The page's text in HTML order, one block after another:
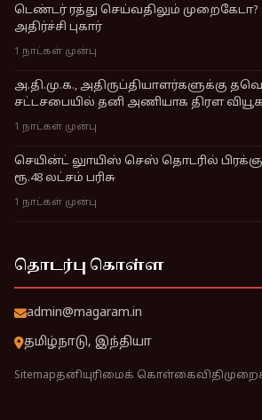
டெண்டர் ரத்து செய்வதிலும்
அதிர்ச்சி புகார்
1 நாட்கள் முன்பு
அ.தி.மு.க., அதிருப்தியாளர்களுக்கு
சட்டசபையில் தனி அணியாக திரள
1 நாட்கள் முன்பு
செயின்ட் லுாயிஸ் செஸ் தொடரில்
ரூ.48 லட்சம் பரிசு
1 நாட்கள் முன்பு
தொடர்பு கொள்ள
admin@magaram.in
தமிழ்நாடு, இந்தியா
Sitemapதனியுரிமைக் கொள்கை